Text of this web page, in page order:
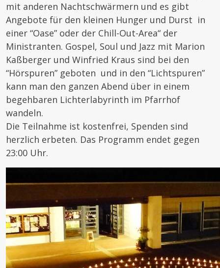
mit anderen Nachtschwärmern und es gibt
Angebote für den kleinen Hunger und Durst in
einer “Oase” oder der Chill-Out-Area“ der
Ministranten. Gospel, Soul und Jazz mit Marion
Kaßberger und Winfried Kraus sind bei den
“Hörspuren” geboten und in den “Lichtspuren”
kann man den ganzen Abend über in einem
begehbaren Lichterlabyrinth im Pfarrhof
wandeln.
Die Teilnahme ist kostenfrei, Spenden sind
herzlich erbeten. Das Programm endet gegen
23:00 Uhr.